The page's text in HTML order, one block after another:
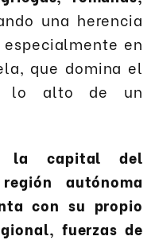
una herencia
en
que domina el
lo alto de un
la capital del
autónoma
con su propio
fuerzas de